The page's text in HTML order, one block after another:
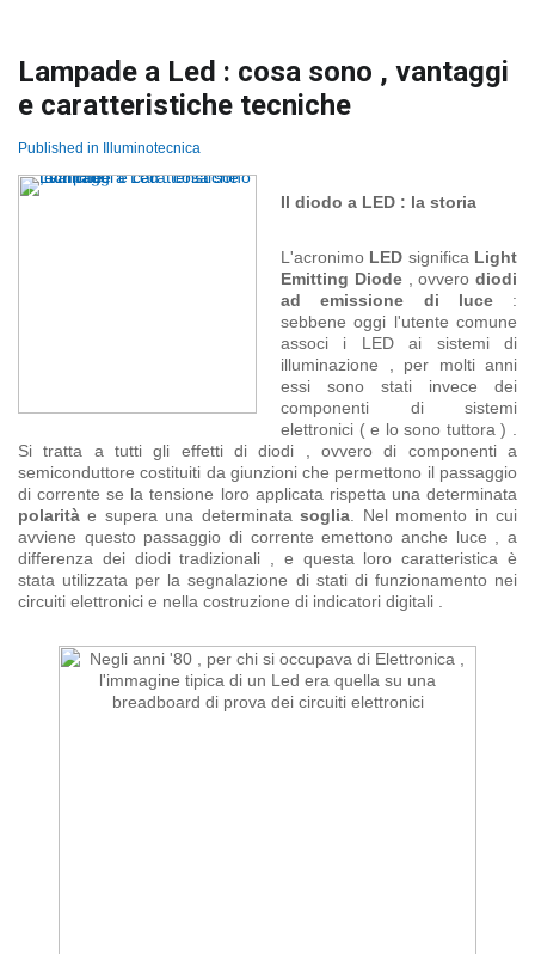
Lampade a Led : cosa sono , vantaggi
e caratteristiche tecniche
Published in Illuminotecnica
Il diodo a LED : la storia
L'acronimo LED significa Light
Emitting Diode, ovvero diodi
ad emissione di luce:
sebbene oggi l'utente comune
associ i LED ai sistemi di
illuminazione , per molti anni
essi sono stati invece dei
componenti di sistemi
elettronici ( e lo sono tuttora ) .
Si tratta a tutti gli effetti di diodi , ovvero di componenti a
semiconduttore costituiti da giunzioni che permettono il passaggio
di corrente se la tensione loro applicata rispetta una determinata
polarità e supera una determinatasoglia . Nel momento in cui
avviene questo passaggio di corrente emettono anche luce , a
differenza dei diodi tradizionali , e questa loro caratteristica è
stata utilizzata per la segnalazione di stati di funzionamento nei
circuiti elettronici e nella costruzione di indicatori digitali .